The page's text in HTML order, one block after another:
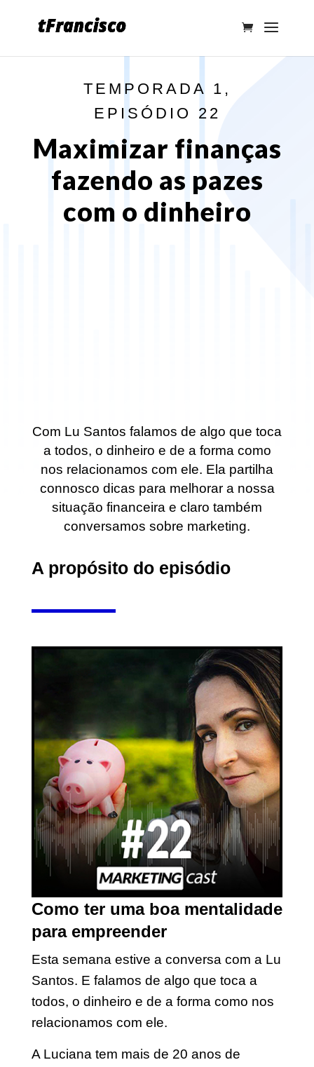
TEMPORADA 1,
EPISÓDIO 22
Maximizar finanças
fazendo as pazes
com o dinheiro
Com Lu Santos falamos de algo que toca
a todos, o dinheiro e de a forma como
nos relacionamos com ele. Ela partilha
connosco dicas para melhorar a nossa
situação financeira e claro também
conversamos sobre marketing.
A propósito do episódio
Como ter uma boa mentalidade
para empreender
Esta semana estive a conversa com a Lu
Santos. E falamos de algo que toca a
todos, o dinheiro e de a forma como nos
relacionamos com ele.
A Luciana tem mais de 20 anos de